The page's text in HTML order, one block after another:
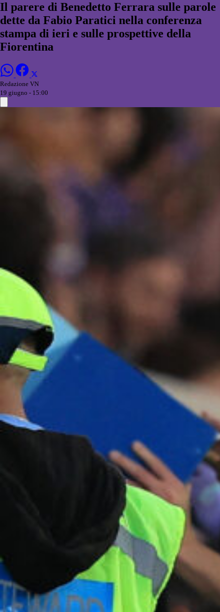
Il parere di Benedetto Ferrara sulle parole
dette da Fabio Paratici nella conferenza
stampa di ieri e sulle prospettive della
Fiorentina
Redazione VN
19 giugno - 15:00